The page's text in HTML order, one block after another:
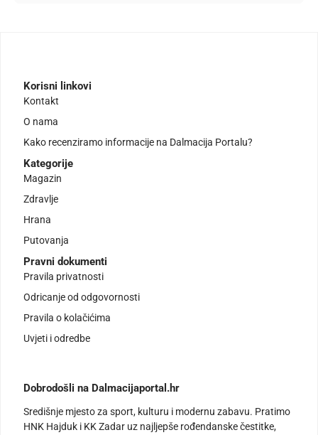
Korisni linkovi
Kontakt
O nama
Kako recenziramo informacije na Dalmacija Portalu?
Kategorije
Magazin
Zdravlje
Hrana
Putovanja
Pravni dokumenti
Pravila privatnosti
Odricanje od odgovornosti
Pravila o kolačićima
Uvjeti i odredbe
Dobrodošli na Dalmacijaportal.hr
Središnje mjesto za sport, kulturu i modernu zabavu. Pratimo
HNK Hajduk i KK Zadar uz najljepše rođendanske čestitke,